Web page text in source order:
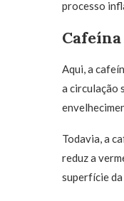
processo
Cafeína
Aqui, a
a circulação
Todavia, a
reduz a
superfície da